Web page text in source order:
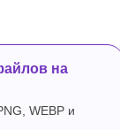
на
WEBP и